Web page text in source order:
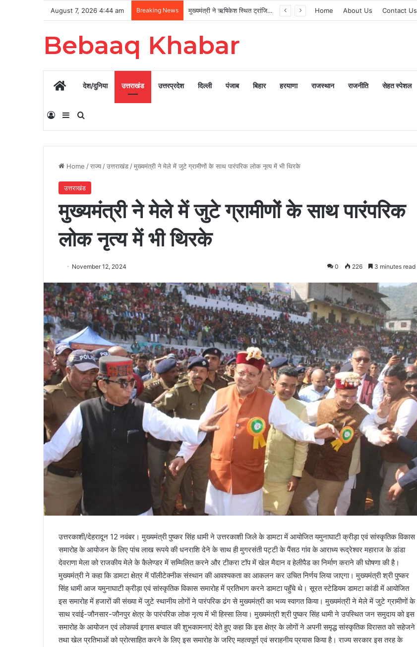
August 7, 2026 4:44 am Breaking News मुख्यमंत्री ने ऋषिकेश स्थित ट्रांजिट कैंप का किया औचक निरीक्षण Home About Us Contact Us
Bebaaq Khabar
Homeदेश/दुनिया उत्तराखंड उत्तरप्रदेश दिल्ली पंजाब बिहार हरयाणा राजस्थान राजनीति सेहत स्पेशल
Log InSidebarSearch for
Home /राज्य /उत्तराखंड /मुख्यमंत्री ने मेले में जुटे ग्रामीणों के साथ पारंपरिक लोक नृत्य में भी थिरके
उत्तराखंड
मुख्यमंत्री ने मेले में जुटे ग्रामीणों के साथ पारंपरिक
लोक नृत्य में भी थिरके
November 12, 2024 0 226 3 minutes read
उत्तरकाशी/देहरादून 12 नवंबर। मुख्यमंत्री पुष्कर सिंह धामी ने उत्तरकाशी जिले के डामटा में आयोजित यमुनाघाटी क्रीड़ा एवं सांस्कृतिक विकास
समारोह के आयोजन के लिए पांच लाख रूपये की धनराशि देने के साथ ही मुगरसंती पट्टी के पैंसठ गांव के आराध्य रूद्रेश्वर महाराज के डांडा
देवराणा मेला को राजकीय मेले के कैलेण्डर में सम्मिलित करने और टीकरा टॉप में खेल मैदान व हेलीपैड का निर्माण कराने की घोषणा की है।
मुख्यमंत्री ने कहा कि डामटा क्षेत्र में पॉलीटेक्नीक संस्थान की आवश्यकता का आकलन कर उचित निर्णय लिया जाएगा। मुख्यमंत्री श्री पुष्कर
सिंह धामी आज यमुनाघाटी क्रीड़ा एवं सांस्कृतिक विकास समारोह में प्रतिभाग करने डामटा पहॅुंचे थे। सूरत स्टेडियम डामटा कांडी में आयोजित
इस समारोह में हजारों की संख्या में जुटे स्थानीय लोगों ने पारंपरिक ढंग से मुख्यमंत्री का भव्य स्वागत किया। मुख्यमंत्री ने मेले में जुटे ग्रामीणों के
साथ रवांई-जौनसार-जौनपुर क्षेत्र के पारंपरिक लोक नृत्य में भी हिस्सा लिया। मुख्यमंत्री श्री पुष्कर सिंह धामी ने उपस्थित जन समुदाय को इस
समारोह के आयोजन एवं लोकपर्व इगास बग्वाल की शुभकामनाएं देते हुए कहा कि इस क्षेत्र के लोगों ने अपनी समृद्ध सांस्कृतिक विरासत को सहेजने
तथा खेल प्रतिभाओं को प्रोत्साहित करने के लिए इस समारोह के जरिए महत्वपूर्ण एवं सराहनीय प्रयास किया है। राज्य सरकार इस तरह के